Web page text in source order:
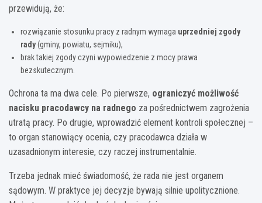
przewidują, że:
rozwiązanie stosunku pracy z radnym wymaga uprzedniej zgody
rady(gminy, powiatu, sejmiku),
brak takiej zgody czyni wypowiedzenie z mocy prawa
bezskutecznym.
Ochrona ta ma dwa cele. Po pierwsze, ograniczyć możliwość
nacisku pracodawcy na radnego za pośrednictwem zagrożenia
utratą pracy. Po drugie, wprowadzić element kontroli społecznej –
to organ stanowiący ocenia, czy pracodawca działa w
uzasadnionym interesie, czy raczej instrumentalnie.
Trzeba jednak mieć świadomość, że rada nie jest organem
sądowym. W praktyce jej decyzje bywają silnie upolitycznione.